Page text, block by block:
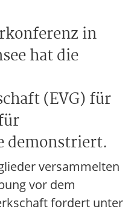
in
hat die
(EVG) für
demonstriert.
versammelten
vor dem
fordert unter